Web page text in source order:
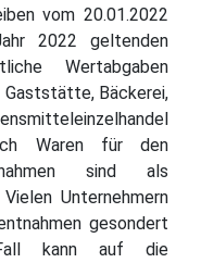
vom 20.01.2022
2022 geltenden
Wertabgaben
Gaststätte, Bäckerei,
Waren für den
sind als
Unternehmern
gesondert
kann auf die